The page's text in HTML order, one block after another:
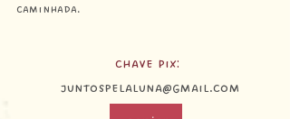
caminhada.
chave Pix:
juntospelaluna@gmail.com